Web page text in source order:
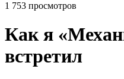
1 753 просмотров
Как я
встретил